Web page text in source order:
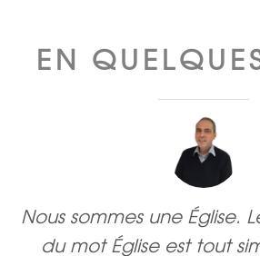
EN
Nous sommes une Église.
du mot Église est tout